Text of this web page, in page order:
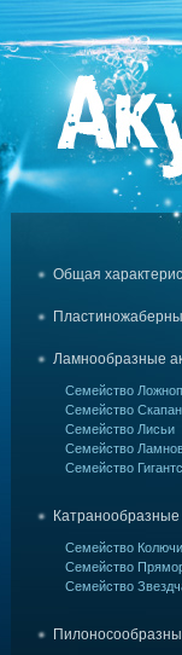
Общая
Ламнообразные
Семейство
Семейство
Семейство Лисьи
Семейство
Семейство
Катранообразные
Семейство
Семейство
Семейство